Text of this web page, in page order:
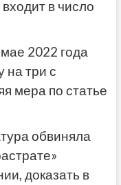
в число
2022 года
на три с
мера по статье
обвиняла
доказать в